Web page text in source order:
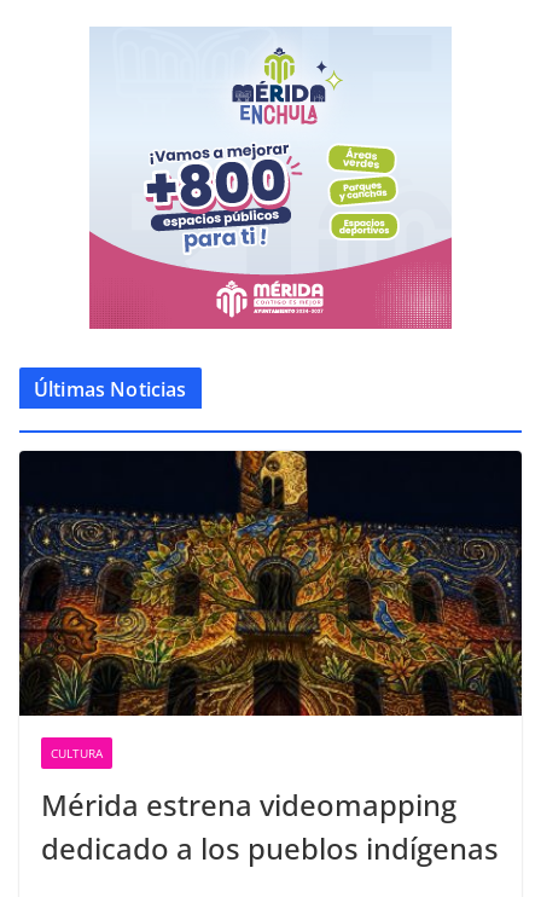
Últimas Noticias
CULTURA
Mérida estrena videomapping
dedicado a los pueblos indígenas